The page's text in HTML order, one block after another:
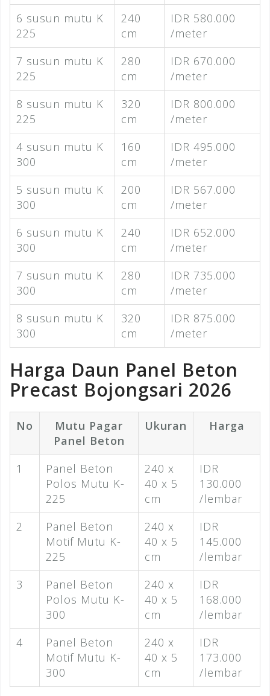
6 susun mutu K
225
240
cm
IDR 580.000
/meter
7 susun mutu K
225
280
cm
IDR 670.000
/meter
8 susun mutu K
225
320
cm
IDR 800.000
/meter
4 susun mutu K
300
160
cm
IDR 495.000
/meter
5 susun mutu K
300
200
cm
IDR 567.000
/meter
6 susun mutu K
300
240
cm
IDR 652.000
/meter
7 susun mutu K
300
280
cm
IDR 735.000
/meter
8 susun mutu K
300
320
cm
IDR 875.000
/meter
Harga Daun Panel Beton
Precast Bojongsari 2026
No
Mutu Pagar
Panel Beton
Ukuran Harga
1
Panel Beton
Polos Mutu K-
225
240 x
40 x 5
cm
IDR
130.000
/lembar
2
Panel Beton
Motif Mutu K-
225
240 x
40 x 5
cm
IDR
145.000
/lembar
3
Panel Beton
Polos Mutu K-
300
240 x
40 x 5
cm
IDR
168.000
/lembar
4
Panel Beton
Motif Mutu K-
300
240 x
40 x 5
cm
IDR
173.000
/lembar